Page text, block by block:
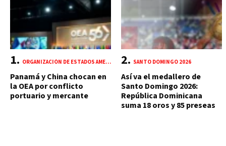
ORGANIZACIÓN DE ESTADOS AMERICANOS (OEA)
Panamá y China chocan en
la OEA por conflicto
portuario y mercante
SANTO DOMINGO 2026
Así va el medallero de
Santo Domingo 2026:
República Dominicana
suma 18 oros y 85 preseas